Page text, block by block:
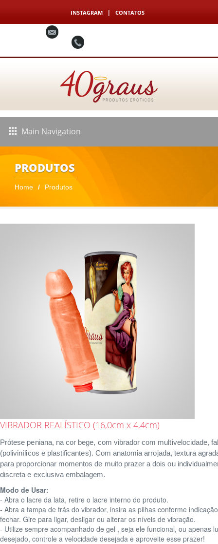
INSTAGRAM | CONTATOS
(11) 99575-6508
Main Navigation
PRODUTOS
Home Produtos
VIBRADOR REALÍSTICO (16,0cm x 4,4cm)
Prótese peniana, na cor bege, com vibrador com multivelocidade,
(polivinílicos e plastificantes). Com anatomia arrojada, textura
para proporcionar momentos de muito prazer a dois ou
discreta e exclusiva embalagem.
Modo de Usar:
- Abra o lacre da lata, retire o lacre interno do produto.
- Abra a tampa de trás do vibrador, insira as pilhas conforme
fechar. Gire para ligar, desligar ou alterar os níveis de vibração.
- Utilize sempre acompanhado de gel , seja ele funcional, ou apenas
desejado, controle a velocidade desejada e aproveite esse prazer!